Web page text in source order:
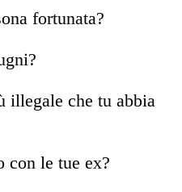
fortunata?
illegale che tu abbia
con le tue ex?